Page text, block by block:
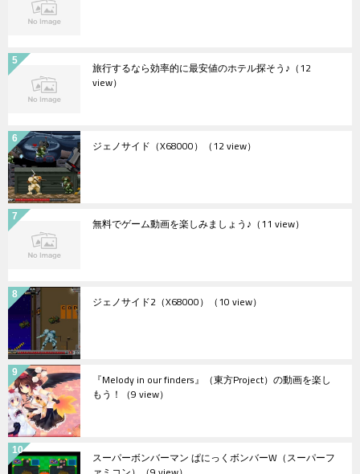
旅行するなら効率的に最安値のホテル探そう♪ （12
view）
ジェノサイド（X68000） （12 view）
無料でゲーム動画を楽しみましょう♪ （11 view）
ジェノサイド2（X68000） （10 view）
『Melody in our finders』（東方Project）の動画を楽し
もう！ （9 view）
スーパーボンバーマン ぱにっくボンバーW（スーパーフ